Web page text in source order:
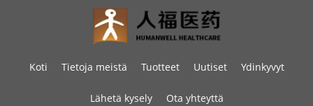
Koti Tietoja meistä Tuotteet Uutiset Ydinkyvyt
Lähetä kysely Ota yhteyttä